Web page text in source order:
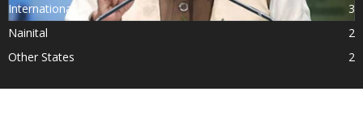
International
3
Nainital
2
Other States
2